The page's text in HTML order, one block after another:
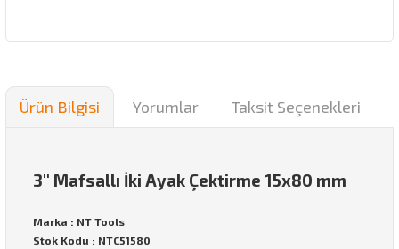
Ürün Bilgisi Yorumlar Taksit Seçenekleri
3'' Mafsallı İki Ayak Çektirme 15x80 mm
Marka : NT Tools
Stok Kodu : NTC51580